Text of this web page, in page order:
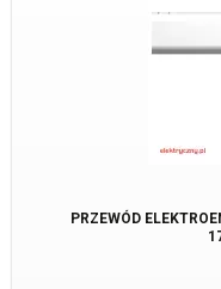
PRZEWÓD